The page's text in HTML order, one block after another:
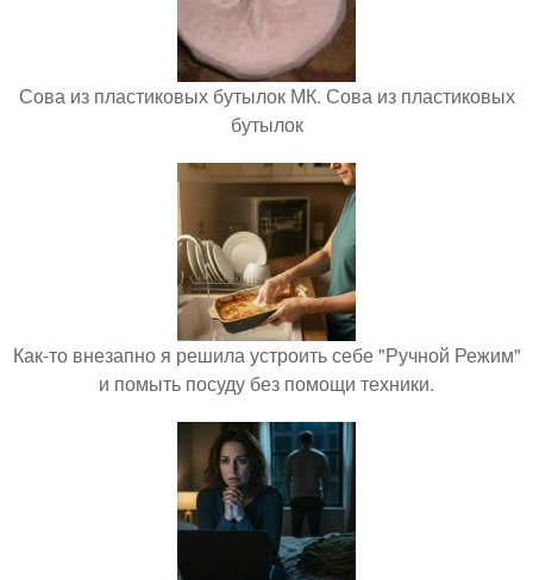
Сова из пластиковых бутылок МК. Сова из пластиковых
бутылок
Как-то внезапно я решила устроить себе "Ручной Режим"
и помыть посуду без помощи техники.